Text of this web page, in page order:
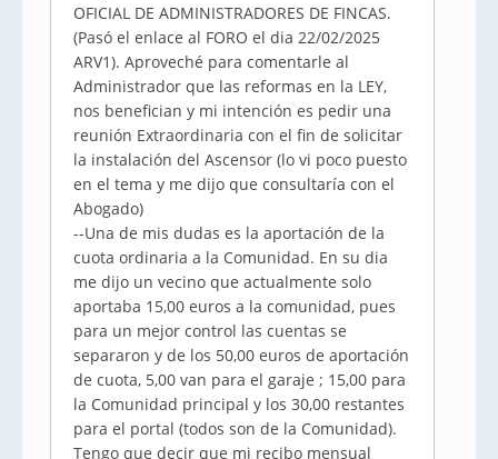
OFICIAL DE ADMINISTRADORES DE FINCAS.
(Pasó el enlace al FORO el dia 22/02/2025
ARV1). Aproveché para comentarle al
Administrador que las reformas en la LEY,
nos benefician y mi intención es pedir una
reunión Extraordinaria con el fin de solicitar
la instalación del Ascensor (lo vi poco puesto
en el tema y me dijo que consultaría con el
Abogado)
--Una de mis dudas es la aportación de la
cuota ordinaria a la Comunidad. En su dia
me dijo un vecino que actualmente solo
aportaba 15,00 euros a la comunidad, pues
para un mejor control las cuentas se
separaron y de los 50,00 euros de aportación
de cuota, 5,00 van para el garaje ; 15,00 para
la Comunidad principal y los 30,00 restantes
para el portal (todos son de la Comunidad).
Tengo que decir que mi recibo mensual